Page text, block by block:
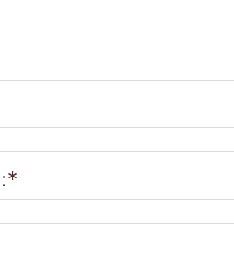
:*